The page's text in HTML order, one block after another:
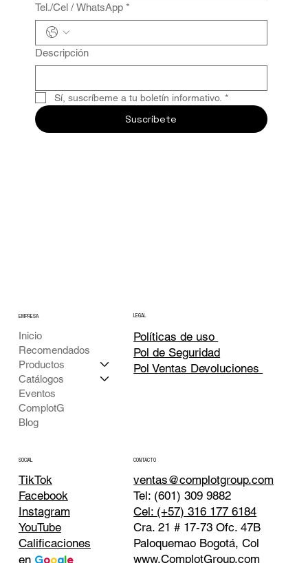
Tel./Cel / WhatsApp *
Descripción
Sí, suscríbeme a tu boletín informativo. *
Suscríbete
EMPRESA
Inicio
Recomendados
Productos
Catálogos
Eventos
ComplotG
Blog
LEGAL
Políticas de uso
Pol de Seguridad
Pol Ventas Devoluciones
SOCIAL
TikTok
Facebook
Instagram
YouTube
Calificaciones
en Google
CONTACTO
ventas@complotgroup.com
Tel: (601) 309 9882
Cel: (+57) 316 177 6184
Cra. 21 # 17-73 Ofc. 47B
Paloquemao Bogotá, Col
www.ComplotGroup.com